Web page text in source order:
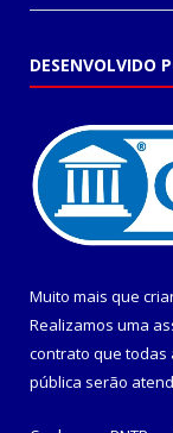
DESENVOLVIDO
Muito mais que
Realizamos uma
contrato que todas
pública serão